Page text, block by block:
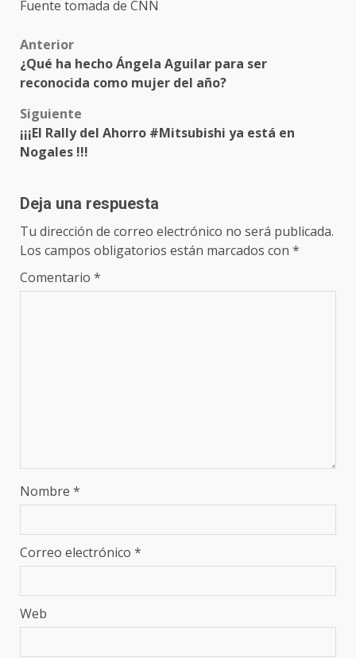
Fuente tomada de CNN
Post
navigation
Anterior
¿Qué ha hecho Ángela Aguilar para ser
reconocida como mujer del año?
Siguiente
¡¡¡El Rally del Ahorro #Mitsubishi ya está en
Nogales !!!
Deja una respuesta
Tu dirección de correo electrónico no será publicada.
Los campos obligatorios están marcados con *
Comentario *
Nombre *
Correo electrónico *
Web